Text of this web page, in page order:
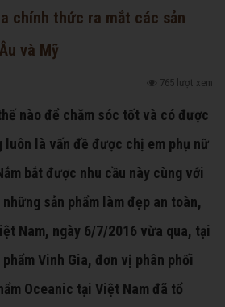
chính thức ra mắt các sản
và Mỹ
765 lượt xem
nào để chăm sóc tốt và có được
luôn là vấn đề được chị em phụ nữ
bắt được nhu cầu này cùng với
sản phẩm làm đẹp an toàn,
Nam, ngày 6/7/2016 vừa qua, tại
Vinh Gia, đơn vị phân phối
Oceanic tại Việt Nam đã tổ